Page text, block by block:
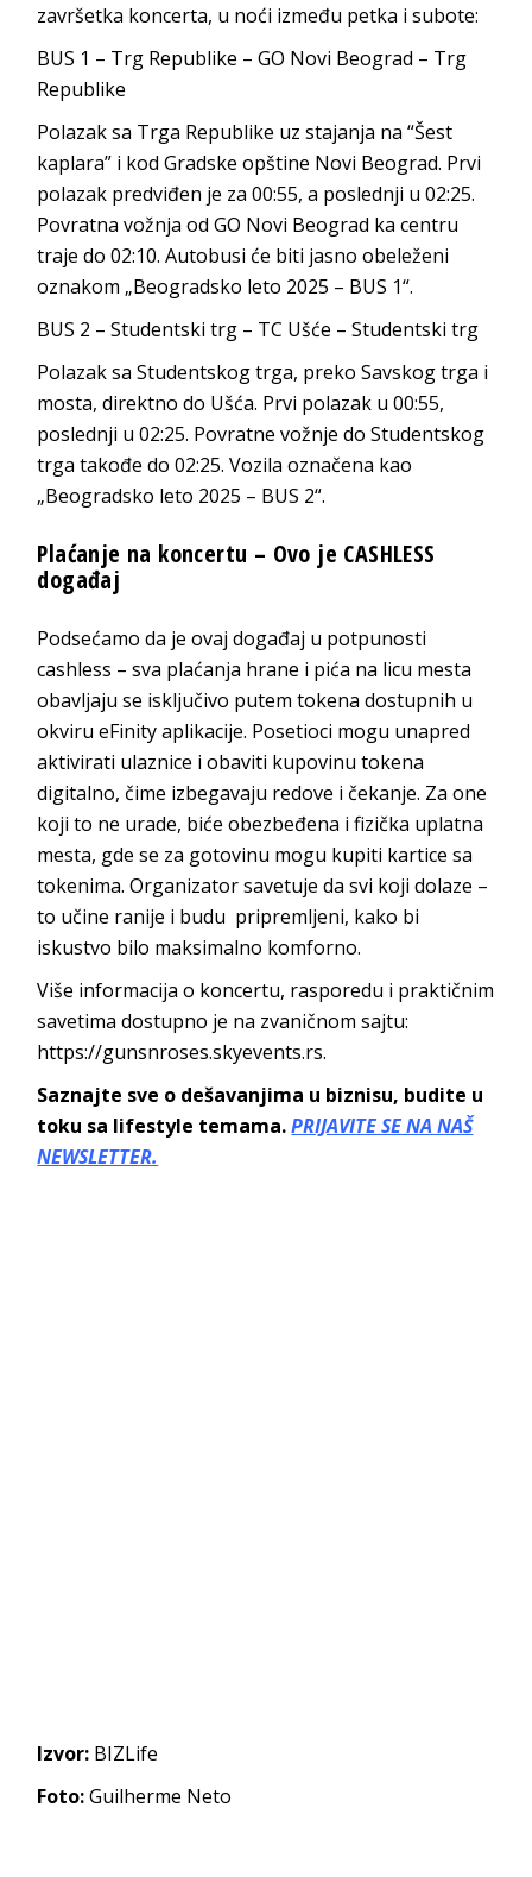
završetka koncerta, u noći između petka i subote:
BUS 1 – Trg Republike – GO Novi Beograd – Trg
Republike
Polazak sa Trga Republike uz stajanja na “Šest
kaplara” i kod Gradske opštine Novi Beograd. Prvi
polazak predviđen je za 00:55, a poslednji u 02:25.
Povratna vožnja od GO Novi Beograd ka centru
traje do 02:10. Autobusi će biti jasno obeleženi
oznakom „Beogradsko leto 2025 – BUS 1“.
BUS 2 – Studentski trg – TC Ušće – Studentski trg
Polazak sa Studentskog trga, preko Savskog trga i
mosta, direktno do Ušća. Prvi polazak u 00:55,
poslednji u 02:25. Povratne vožnje do Studentskog
trga takođe do 02:25. Vozila označena kao
„Beogradsko leto 2025 – BUS 2“.
Plaćanje na koncertu – Ovo je CASHLESS
događaj
Podsećamo da je ovaj događaj u potpunosti
cashless – sva plaćanja hrane i pića na licu mesta
obavljaju se isključivo putem tokena dostupnih u
okviru eFinity aplikacije. Posetioci mogu unapred
aktivirati ulaznice i obaviti kupovinu tokena
digitalno, čime izbegavaju redove i čekanje. Za one
koji to ne urade, biće obezbeđena i fizička uplatna
mesta, gde se za gotovinu mogu kupiti kartice sa
tokenima. Organizator savetuje da svi koji dolaze –
to učine ranije i budu pripremljeni, kako bi
iskustvo bilo maksimalno komforno.
Više informacija o koncertu, rasporedu i praktičnim
savetima dostupno je na zvaničnom sajtu:
https://gunsnroses.skyevents.rs.
Saznajte sve o dešavanjima u biznisu, budite u
toku sa lifestyle temama.PRIJAVITE SE NA NAŠ
NEWSLETTER.
Izvor: BIZLife
Foto:Guilherme Neto